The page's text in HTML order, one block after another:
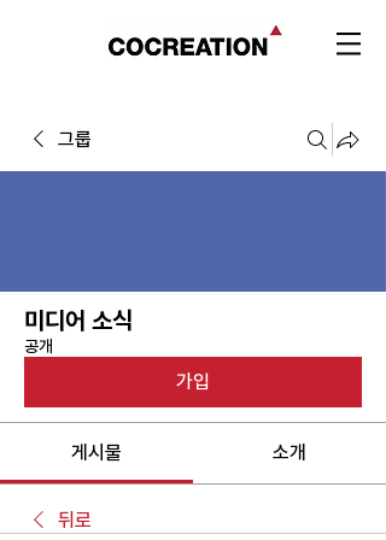
그룹
미디어 소식
공개
가입
게시물 소개
뒤로